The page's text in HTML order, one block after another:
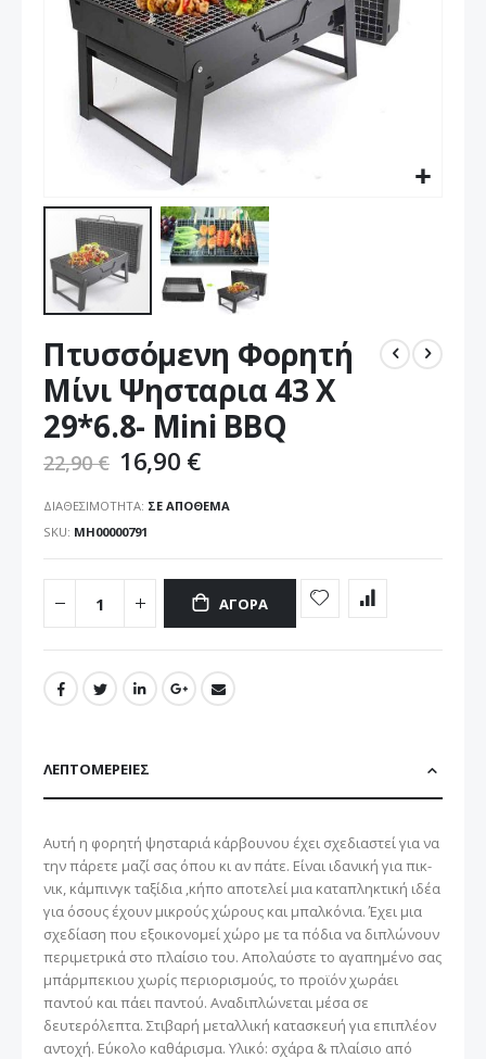
στην
αρχή
της
συλλογής
εικόνων
Πτυσσόμενη Φορητή
Μίνι Ψησταρια 43 X
29*6.8- Mini BBQ
22,90 € 16,90 €
ΔΙΑΘΕΣΙΜΌΤΗΤΑ: ΣΕ ΑΠΌΘΕΜΑ
SKU ΜΗ00000791
ΑΓΟΡΆ
ΛΕΠΤΟΜΈΡΕΙΕΣ
Αυτή η φορητή ψησταριά κάρβουνου έχει σχεδιαστεί για να
την πάρετε μαζί σας όπου κι αν πάτε. Είναι ιδανική για πικ-
νικ, κάμπινγκ ταξίδια ,κήπο αποτελεί μια καταπληκτική ιδέα
για όσους έχουν μικρούς χώρους και μπαλκόνια. Έχει μια
σχεδίαση που εξοικονομεί χώρο με τα πόδια να διπλώνουν
περιμετρικά στο πλαίσιο του. Απολαύστε το αγαπημένο σας
μπάρμπεκιου χωρίς περιορισμούς, το προϊόν χωράει
παντού και πάει παντού. Αναδιπλώνεται μέσα σε
δευτερόλεπτα. Στιβαρή μεταλλική κατασκευή για επιπλέον
αντοχή. Εύκολο καθάρισμα. Υλικό: σχάρα & πλαίσιο από